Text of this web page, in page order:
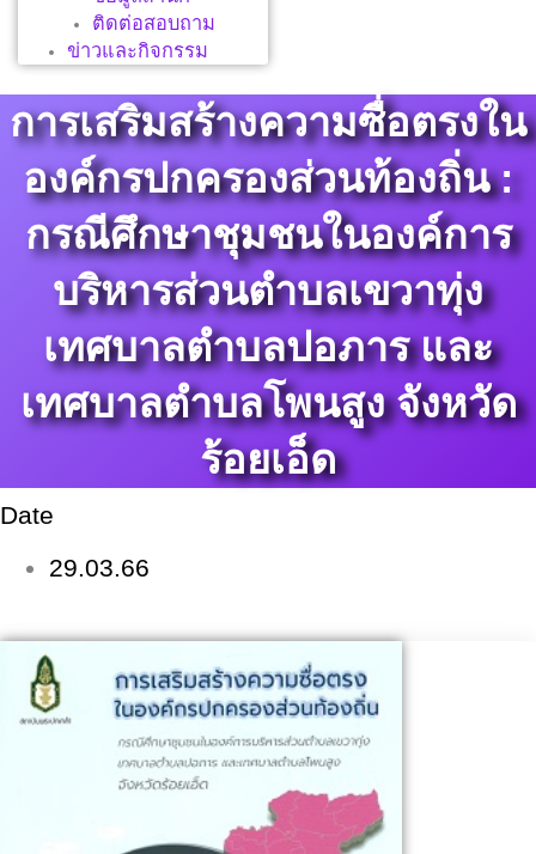
ติดต่อสอบถาม
ข่าวและกิจกรรม
การเสริมสร้างความซื่อตรงใน
องค์กรปกครองส่วนท้องถิ่น :
กรณีศึกษาชุมชนในองค์การ
บริหารส่วนตำบลเขวาทุ่ง
เทศบาลตำบลปอภาร และ
เทศบาลตำบลโพนสูง จังหวัด
ร้อยเอ็ด
Date
29.03.66